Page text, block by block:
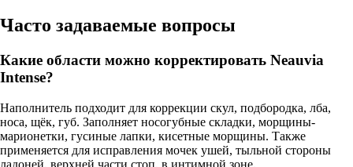
Часто задаваемые вопросы
Какие области можно корректировать Neauvia
Intense?
Наполнитель подходит для коррекции скул, подбородка, лба,
носа, щёк, губ. Заполняет носогубные складки, морщины-
марионетки, гусиные лапки, кисетные морщины. Также
применяется для исправления мочек ушей, тыльной стороны
ладоней, верхней части стоп, в интимной зоне.